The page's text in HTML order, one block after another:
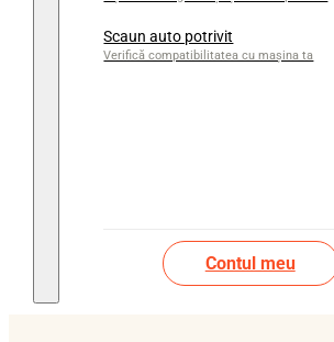
Scaun auto potrivit
Verifică compatibilitatea cu mașina ta
Contul meu